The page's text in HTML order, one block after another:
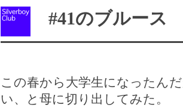
#41のブルース
この春から大学生になったん
い、と母に切り出してみた。